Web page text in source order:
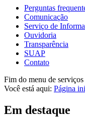
Perguntas
Comunicação
Serviço de
Ouvidoria
Transparência
SUAP
Contato
Fim do menu de serviços
Você está aqui: Página
Em destaque